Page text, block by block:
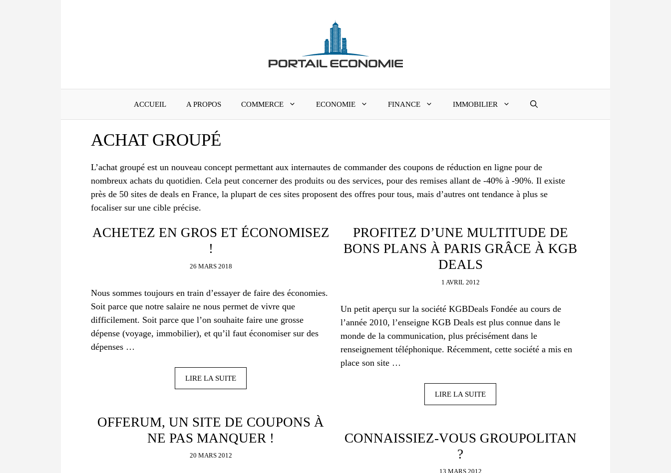
ACCUEIL A PROPOS COMMERCE ECONOMIE FINANCE IMMOBILIER
ACHAT GROUPÉ
L’achat groupé est un nouveau concept permettant aux internautes de commander des coupons de réduction en ligne pour de
nombreux achats du quotidien. Cela peut concerner des produits ou des services, pour des remises allant de -40% à -90%. Il existe
près de 50 sites de deals en France, la plupart de ces sites proposent des offres pour tous, mais d’autres ont tendance à plus se
focaliser sur une cible précise.
ACHETEZ EN GROS ET ÉCONOMISEZ
!
26 MARS 2018
Nous sommes toujours en train d’essayer de faire des économies.
Soit parce que notre salaire ne nous permet de vivre que
difficilement. Soit parce que l’on souhaite faire une grosse
dépense (voyage, immobilier), et qu’il faut économiser sur des
dépenses …
LIRE LA SUITE
PROFITEZ D’UNE MULTITUDE DE
BONS PLANS À PARIS GRÂCE À KGB
DEALS
1 AVRIL 2012
Un petit aperçu sur la société KGBDeals Fondée au cours de
l’année 2010, l’enseigne KGB Deals est plus connue dans le
monde de la communication, plus précisément dans le
renseignement téléphonique. Récemment, cette société a mis en
place son site …
LIRE LA SUITE
OFFERUM, UN SITE DE COUPONS À
NE PAS MANQUER !
20 MARS 2012
CONNAISSIEZ-VOUS GROUPOLITAN
?
13 MARS 2012